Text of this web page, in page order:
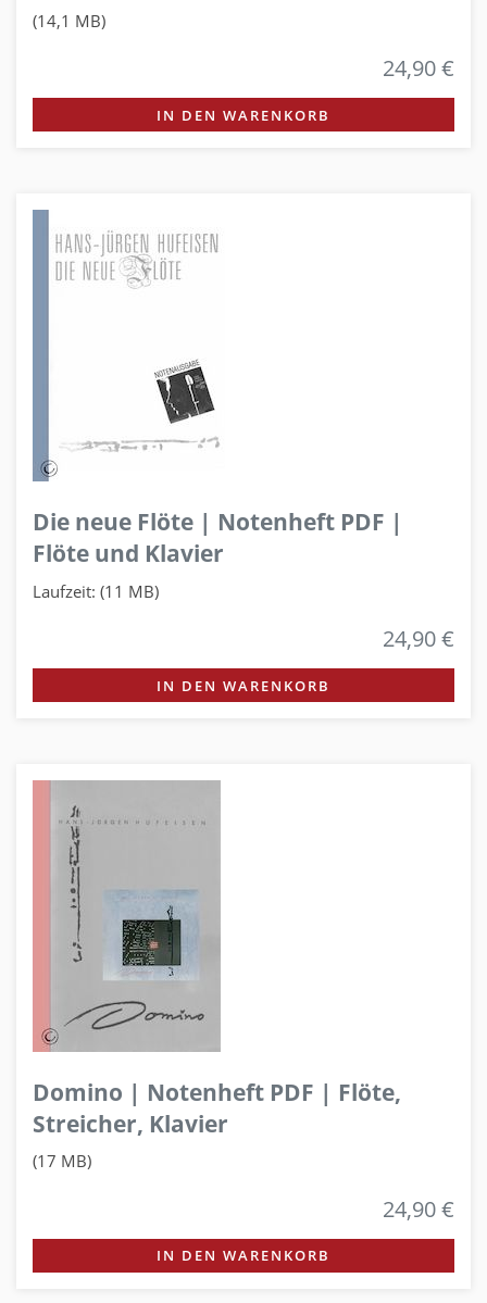
(14,1 MB)
24,90 €
IN DEN WARENKORB
Die neue Flöte | Notenheft PDF |
Flöte und Klavier
Laufzeit: (11 MB)
24,90 €
IN DEN WARENKORB
Domino | Notenheft PDF | Flöte,
Streicher, Klavier
(17 MB)
24,90 €
IN DEN WARENKORB